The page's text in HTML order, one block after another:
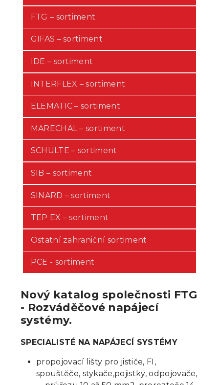
FTG – sortiment
GIFAS – sortiment
IDE – sortiment
INTERFLEX – sortiment
ELEMATIC – sortiment
MARECHAL – sortiment
SCHULTE – sortiment
SIB – sortiment
SINARD – sortiment
TEP EX – sortiment
Ostatní zahraniční sortiment
PCE - sortiment
Nový katalog společnosti FTG
- Rozváděčové napájecí
systémy.
SPECIALISTÉ NA NAPÁJECÍ SYSTÉMY
propojovací lišty pro jističe, FI,
spouštěče, stykače,pojistky, odpojovače,